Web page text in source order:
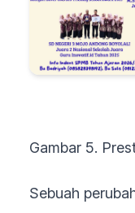
Gambar 5.
Sebuah